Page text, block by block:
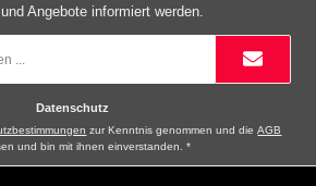
Angebote informiert werden.
Datenschutz
zur Kenntnis genommen und dieAGB
und bin mit ihnen einverstanden.*